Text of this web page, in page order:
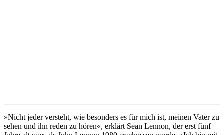
»Nicht jeder versteht, wie besonders es für mich ist, meinen Vater zu
sehen und ihn reden zu hören«, erklärt Sean Lennon, der erst fünf